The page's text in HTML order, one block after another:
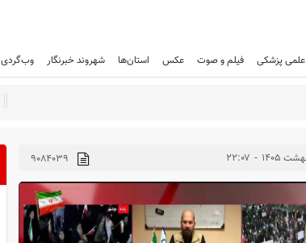
علمی پزشکی فیلم و صوت عکس استان‌ها شهروند خبرنگار وب‌گردی
۲۲:۰۷ - ۹۰۸۴۰۳۹